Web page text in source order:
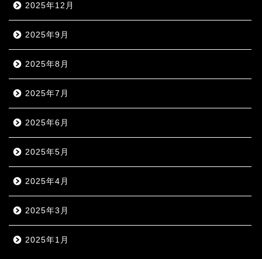
2025年12月
2025年9月
2025年8月
2025年7月
2025年6月
2025年5月
2025年4月
2025年3月
2025年1月